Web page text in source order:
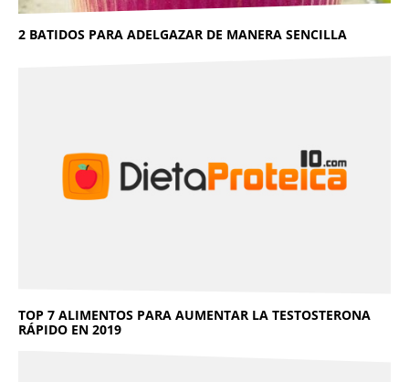
2 BATIDOS PARA ADELGAZAR DE MANERA SENCILLA
TOP 7 ALIMENTOS PARA AUMENTAR LA TESTOSTERONA
RÁPIDO EN 2019